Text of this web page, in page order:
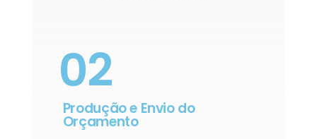
02
Produção e Envio do
Orçamento